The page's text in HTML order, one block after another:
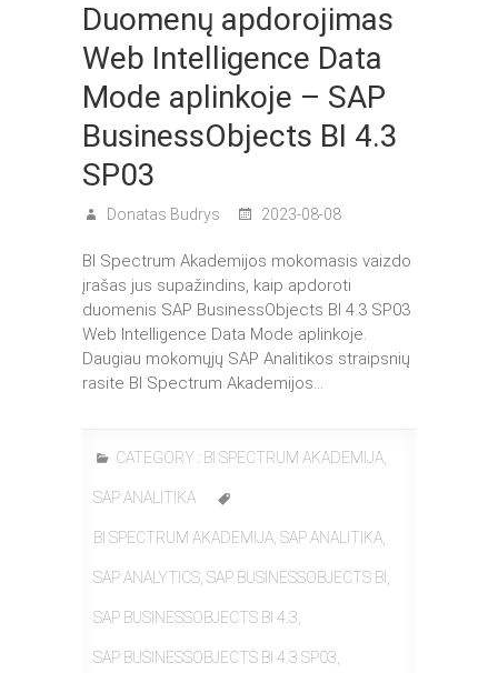
Duomenų apdorojimas
Web Intelligence Data
Mode aplinkoje – SAP
BusinessObjects BI 4.3
SP03
Donatas Budrys 2023-08-08
BI Spectrum Akademijos mokomasis vaizdo
įrašas jus supažindins, kaip apdoroti
duomenis SAP BusinessObjects BI 4.3 SP03
Web Intelligence Data Mode aplinkoje.
Daugiau mokomųjų SAP Analitikos straipsnių
rasite BI Spectrum Akademijos…
CATEGORY : BI SPECTRUM AKADEMIJA,
SAP ANALITIKA
BI SPECTRUM AKADEMIJA, SAP ANALITIKA,
SAP ANALYTICS, SAP BUSINESSOBJECTS BI ,
SAP BUSINESSOBJECTS BI 4.3,
SAP BUSINESSOBJECTS BI 4.3 SP03,